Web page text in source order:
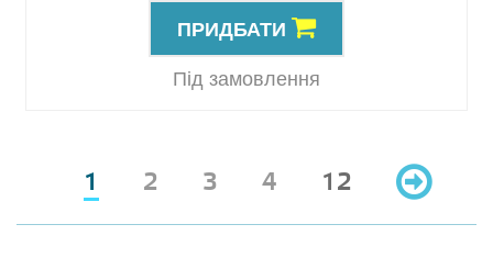
ПРИДБАТИ
Під замовлення
1 2 3 4 12